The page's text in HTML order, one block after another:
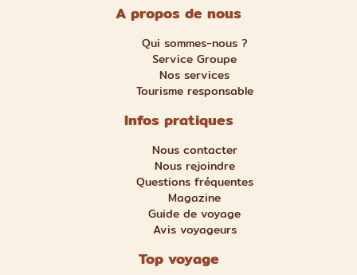
A propos de nous
Qui sommes-nous ?
Service Groupe
Nos services
Tourisme responsable
Infos pratiques
Nous contacter
Nous rejoindre
Questions fréquentes
Magazine
Guide de voyage
Avis voyageurs
Top voyage